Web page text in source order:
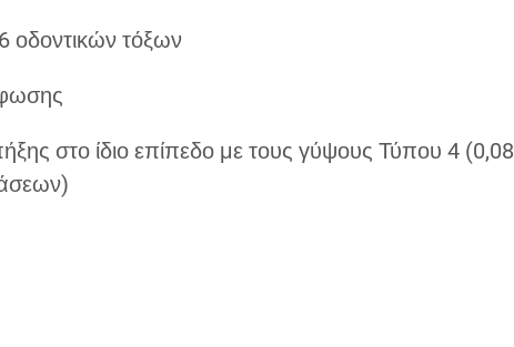
οδοντικών τόξων
στο ίδιο επίπεδο με τους γύψους Τύπου 4 (0,08